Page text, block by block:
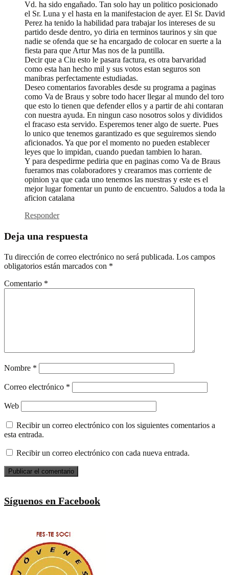
Vd. ha sido engañado. Tan solo hay un politico posicionado
el Sr. Luna y el hasta en la manifestacion de ayer. El Sr. David
Perez ha tenido la habilidad para trabajar los intereses de su
partido desde dentro, yo diria en terminos taurinos y sin que
nadie se ofenda que se ha encargado de colocar en suerte a la
fiesta para que Artur Mas nos de la puntilla.
Decir que a Ciu esto le pasara factura, es otra barvaridad
como esta han hecho mil y sus votos estan seguros son
manibras perfectamente estudiadas.
Deseo comentarios favorables desde su programa a paginas
como Va de Braus y sobre todo hacer llegar al mundo del toro
que esto lo tienen que defender ellos y a partir de ahi contaran
con nuestra ayuda. En ningun caso nosotros solos y divididos
el fracaso esta servido. Esperemos tener algo de suerte. Pues
lo unico que tenemos garantizado es que seguiremos siendo
aficionados. Ya que por el momento no pueden establecer
leyes que lo impidan, cuando puedan tambien lo haran.
Y para despedirme pediria que en paginas como Va de Braus
fueramos mas colaboradores y crearamos mas corriente de
opinion ya que cada uno tenemos las nuestras y este es el
mejor lugar fomentar un punto de encuentro. Saludos a toda la
aficion catalana
Responder
Deja una respuesta
Tu dirección de correo electrónico no será publicada. Los campos
obligatorios están marcados con *
Comentario *
Nombre *
Correo electrónico *
Web
Recibir un correo electrónico con los siguientes comentarios a
esta entrada.
Recibir un correo electrónico con cada nueva entrada.
Síguenos en Facebook